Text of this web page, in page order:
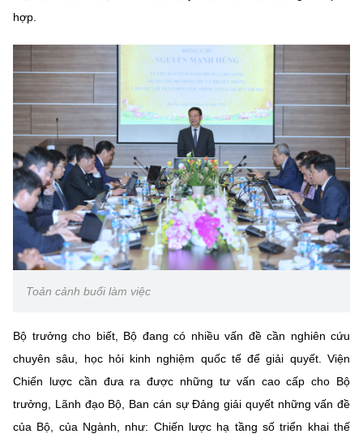
hợp.
Toản cảnh buổi làm việc
Bộ trưởng cho biết, Bộ đang có nhiều vấn đề cần nghiên cứu
chuyên sâu, học hỏi kinh nghiệm quốc tế để giải quyết. Viện
Chiến lược cần đưa ra được những tư vấn cao cấp cho Bộ
trưởng, Lãnh đạo Bộ, Ban cán sự Đảng giải quyết những vấn đề
của Bộ, của Ngành, như: Chiến lược hạ tầng số triển khai thế